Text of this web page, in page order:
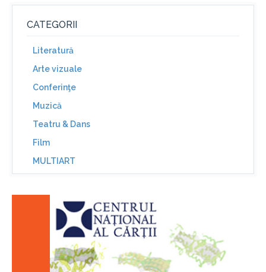
CATEGORII
Literatură
Arte vizuale
Conferinţe
Muzică
Teatru & Dans
Film
MULTIART